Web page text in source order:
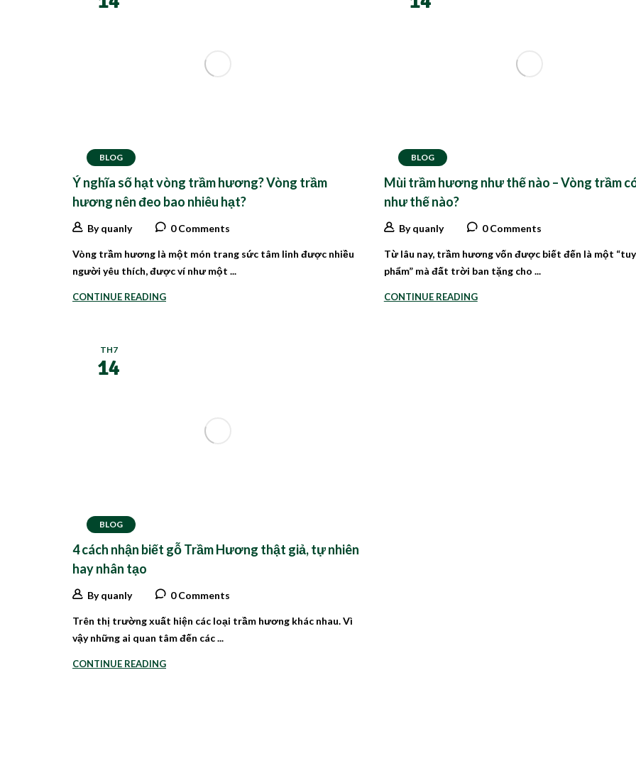
BLOG
Ý nghĩa số hạt vòng trầm hương? Vòng trầm
hương nên đeo bao nhiêu hạt?
By quanly 0 Comments
Vòng trầm hương là một món trang sức tâm linh được nhiều
người yêu thích, được ví như một ...
CONTINUE READING
BLOG
Mùi trầm hương như thế nào – Vòng trầm
như thế nào?
By quanly 0 Comments
Từ lâu nay, trầm hương vốn được biết đến là một
phẩm” mà đất trời ban tặng cho ...
CONTINUE READING
BLOG
TH7
14
4 cách nhận biết gỗ Trầm Hương thật giả, tự nhiên
hay nhân tạo
By quanly 0 Comments
Trên thị trường xuất hiện các loại trầm hương khác nhau. Vì
vậy những ai quan tâm đến các ...
CONTINUE READING